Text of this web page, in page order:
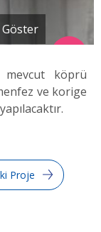
mevcut köprü
ve korige
Proje